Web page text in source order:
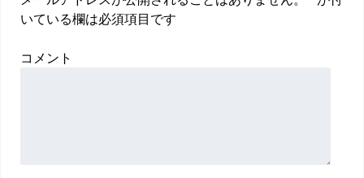
いている欄は必須項目です
コメント